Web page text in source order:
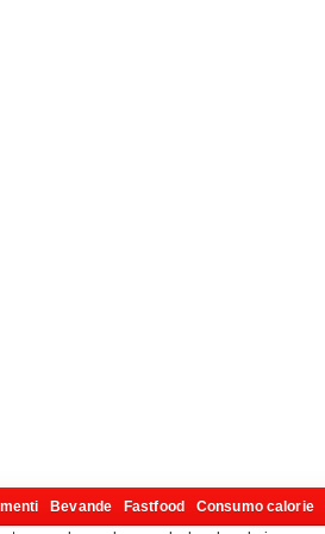
Bevande Fastfood Consumo calorie